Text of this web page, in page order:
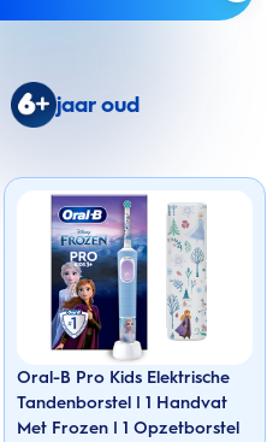
jaar oud
Oral-B Pro Kids Elektrische
Tandenborstel | 1 Handvat
Met Frozen | 1 Opzetborstel